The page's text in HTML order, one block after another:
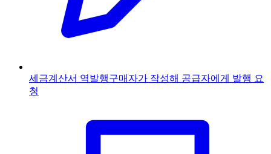
세금계산서 역발행구매자가 작성해 공급자에게 발행 요
청